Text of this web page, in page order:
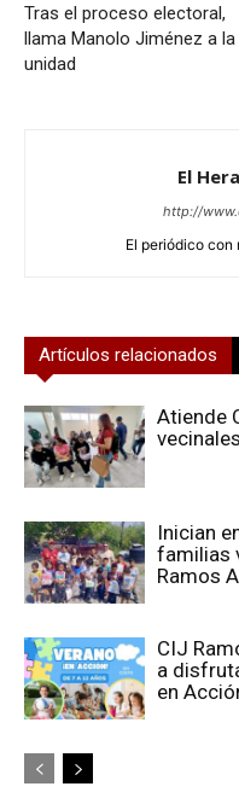
Tras el proceso electoral,
llama Manolo Jiménez a la
unidad
El
http://
El periódico con
Artículos relacionados
Atiende
Inician
familias
Ramos
CIJ
a
en